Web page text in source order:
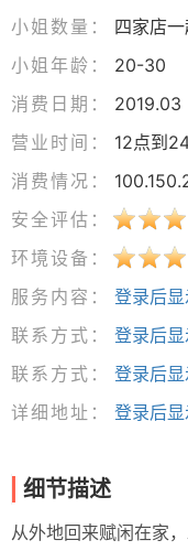
小姐数量：
四家店
小姐年龄：
20-30
消费日期：
2019.03
营业时间：
12点到
消费情况：
安全评估：
环境设备：
服务内容：
登录后显
联系方式：
登录后显
联系方式：
登录后显
详细地址：
登录后显
细节描述
从外地回来赋闲在家